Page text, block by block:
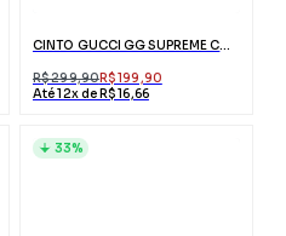
CINTO GUCCI GG SUPREME COM FIVELA G
R$ 299,90R$ 199,90
Até 12x de R$ 16,66
33%